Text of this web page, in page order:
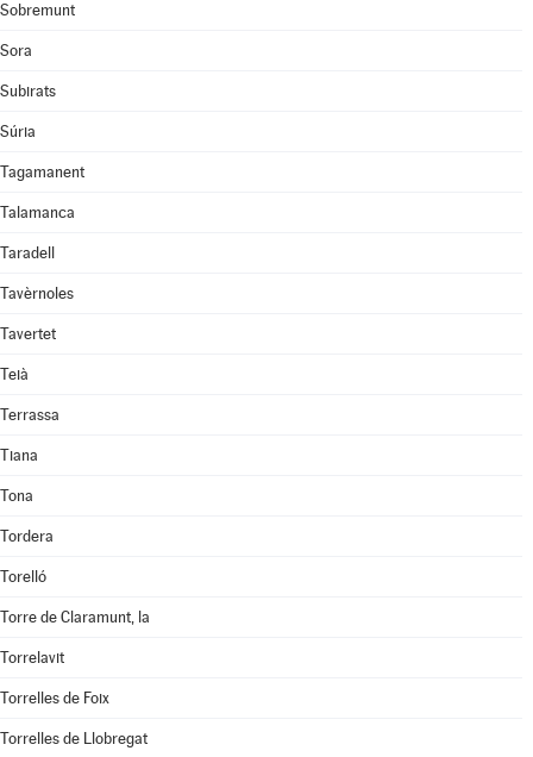
Sobremunt
Sora
Subirats
Súria
Tagamanent
Talamanca
Taradell
Tavèrnoles
Tavertet
Teià
Terrassa
Tiana
Tona
Tordera
Torelló
Torre de Claramunt, la
Torrelavit
Torrelles de Foix
Torrelles de Llobregat